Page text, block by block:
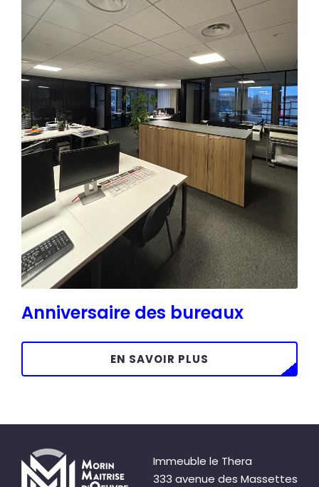
Anniversaire des bureaux
EN SAVOIR PLUS
Immeuble le Thera
333 avenue des Massettes